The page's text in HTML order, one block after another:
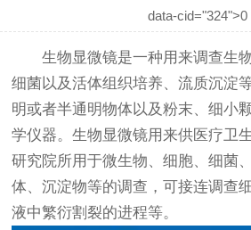
data-cid="324">0
生物显微镜是一种用来调查生
细菌以及活体组织培养、流质沉淀
明或者半通明物体以及粉末、细小
学仪器。生物显微镜用来供医疗卫
研究院所用于微生物、细胞、细菌
体、沉淀物等的调查，可接连调查
液中繁衍割裂的进程等。